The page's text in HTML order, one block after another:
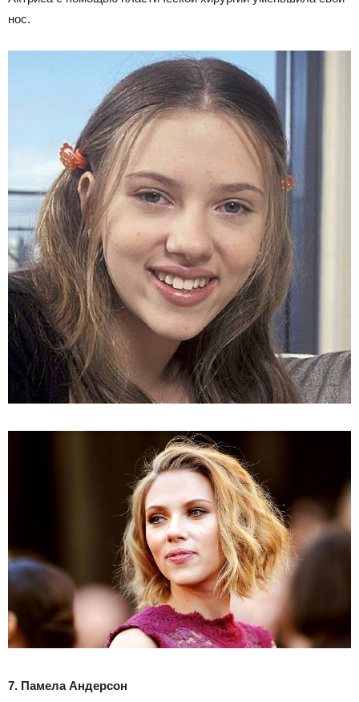
нос.
7. Памела Андерсон